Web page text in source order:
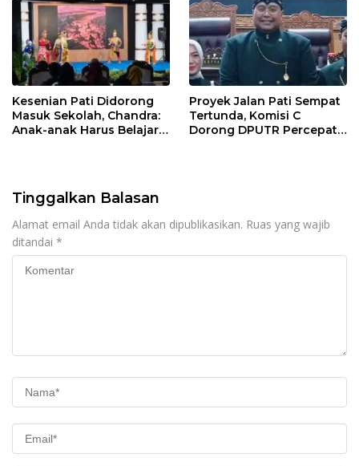
Kesenian Pati Didorong
Masuk Sekolah, Chandra:
Anak-anak Harus Belajar
Proyek Jalan Pati Sempat
Tertunda, Komisi C
Dorong DPUTR Percepat
Tinggalkan Balasan
Alamat email Anda tidak akan dipublikasikan. Ruas yang wajib
ditandai *